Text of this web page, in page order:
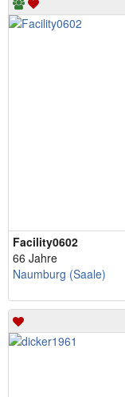
Facility0602
66 Jahre
Naumburg (Saale)